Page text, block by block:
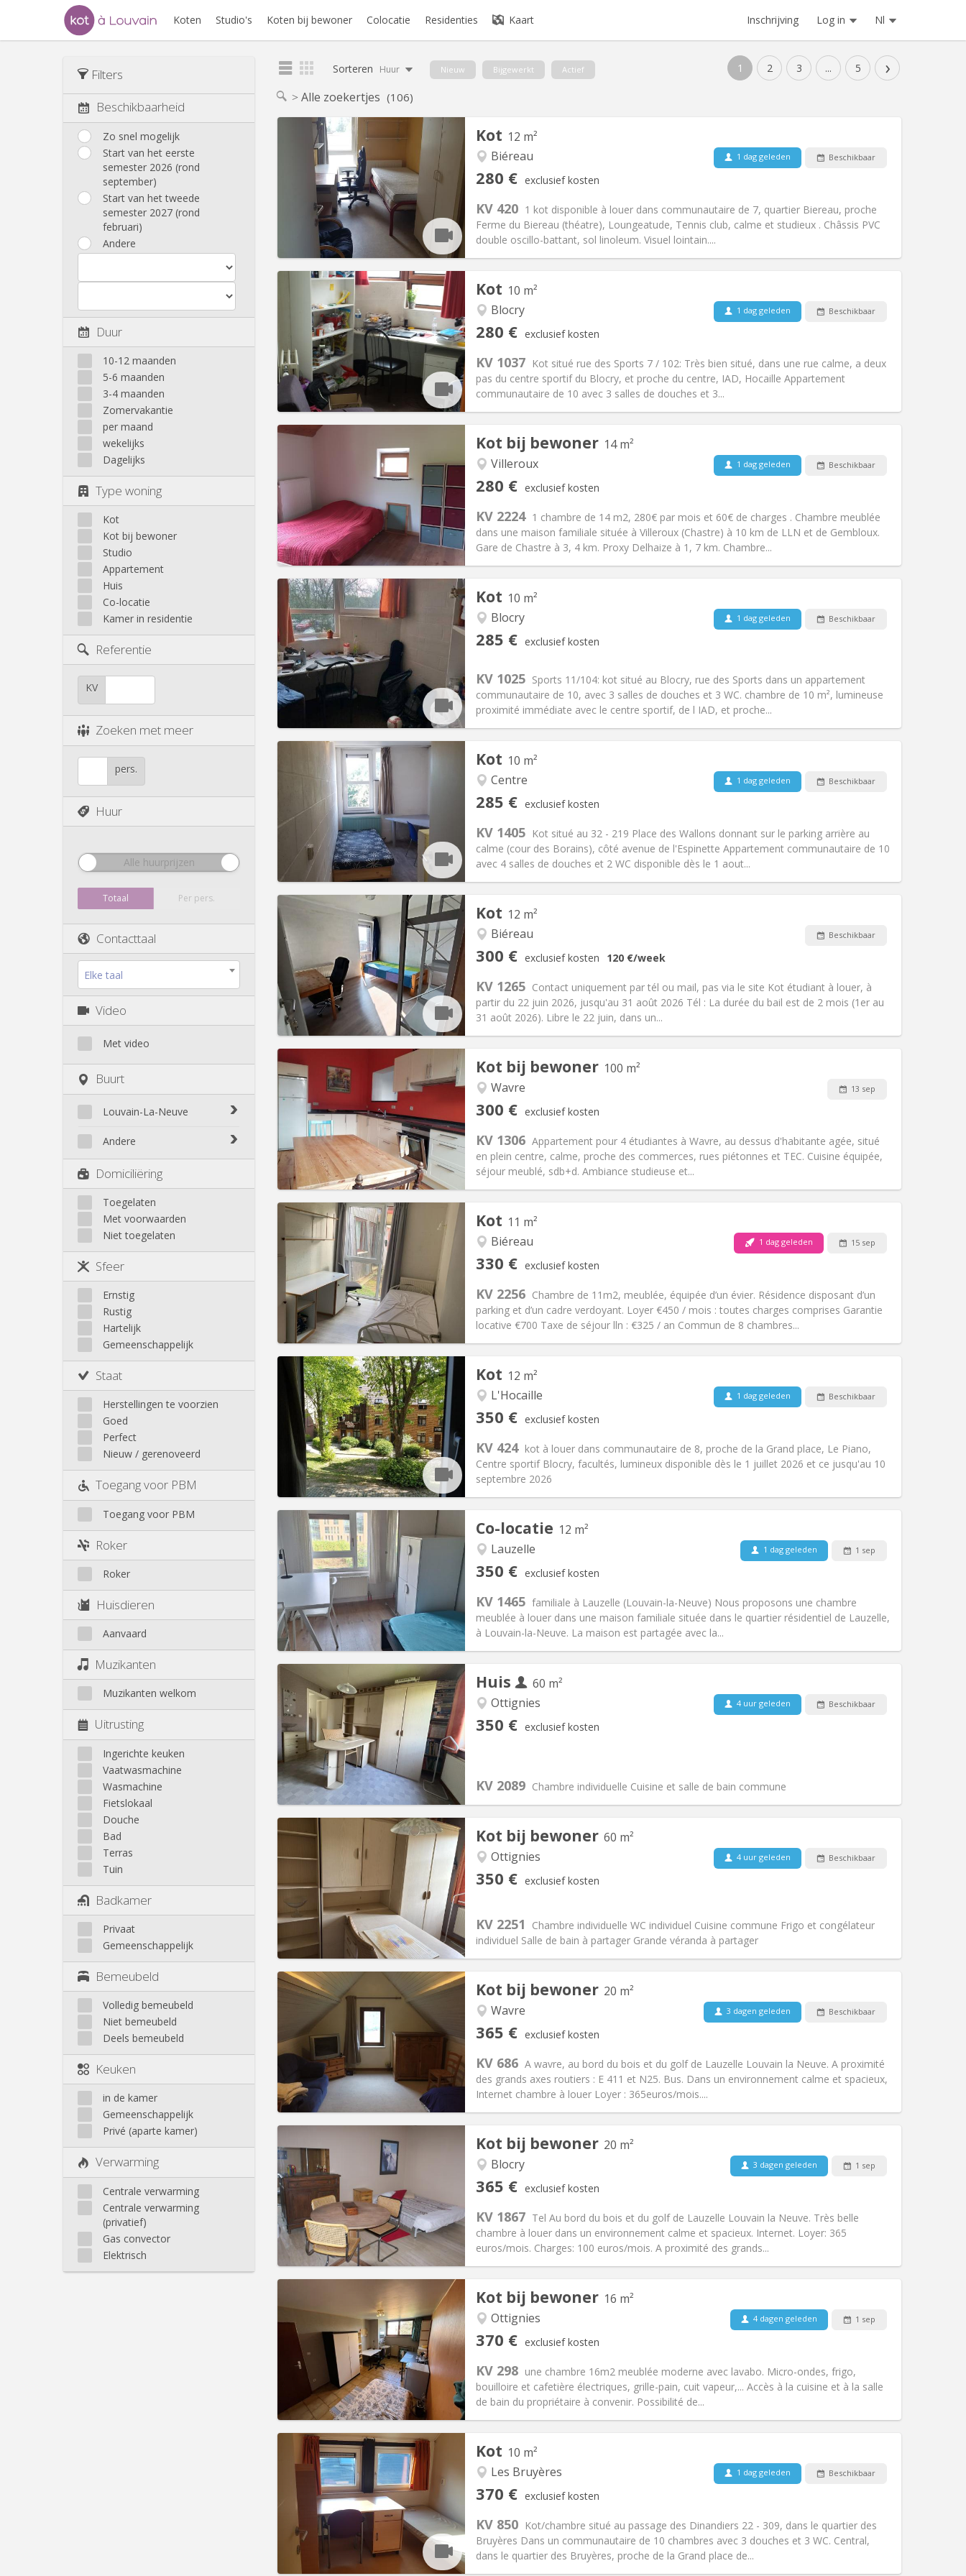
Koten Studio's Koten bij bewoner Colocatie Residenties Kaart Inschrijving Log in Nl
Filters
Beschikbaarheid
Zo snel mogelijk
Start van het eerste
semester 2026 (rond
september)
Start van het tweede
semester 2027 (rond
februari)
Andere
Duur
10-12 maanden
5-6 maanden
3-4 maanden
Zomervakantie
per maand
wekelijks
Dagelijks
Type woning
Kot
Kot bij bewoner
Studio
Appartement
Huis
Co-locatie
Kamer in residentie
Referentie
KV
Zoeken met meer
pers.
Huur
Alle huurprijzen
Totaal Per pers.
Contacttaal
Elke taal
Video
Met video
Buurt
Louvain-La-Neuve
Biéreau
Centre
L'Hocaille
La Baraque
Lauzelle
Les Bruyères
Andere
Genappe
Mont-Saint-Guibert
Nivelles
Ottignies
Rixensart
Walhain
Wavre
Buiten Louvain-La-Neuve
Domiciliëring
Toegelaten
Met voorwaarden
Niet toegelaten
Sfeer
Ernstig
Rustig
Hartelijk
Gemeenschappelijk
Staat
Herstellingen te voorzien
Goed
Perfect
Nieuw / gerenoveerd
Toegang voor PBM
Toegang voor PBM
Roker
Roker
Huisdieren
Aanvaard
Muzikanten
Muzikanten welkom
Uitrusting
Ingerichte keuken
Vaatwasmachine
Wasmachine
Fietslokaal
Douche
Bad
Terras
Tuin
Badkamer
Privaat
Gemeenschappelijk
Bemeubeld
Volledig bemeubeld
Niet bemeubeld
Deels bemeubeld
Keuken
in de kamer
Gemeenschappelijk
Privé (aparte kamer)
Verwarming
Centrale verwarming
Centrale verwarming
(privatief)
Gas convector
Elektrisch
1 2 3 ... 5 ›
Sorteren Huur Nieuw Bijgewerkt Actief
Alle zoekertjes (106)
Kot 12 m²
Biéreau
280 € exclusief kosten
1 dag geleden Beschikbaar
KV 420 1 kot disponible à louer dans communautaire de 7, quartier Biereau, proche
Ferme du Biereau (théatre), Loungeatude, Tennis club, calme et studieux . Châssis PVC
double oscillo-battant, sol linoleum. Visuel lointain....
Praktische Informatie
280 €
Kosten: 10 €
Zomervakantie, per maand
Domiciliëring:Nee
Inrichting
Badkamer:Gemeenschappelijk
Oppervlakte:12 m2
Andere
Sfeer:Rustig, gemeenschappelijk,
Roker:Rookvrij
Huisdieren: Nee
Kot 10 m²
Blocry
280 € exclusief kosten
1 dag geleden Beschikbaar
KV 1037 Kot situé rue des Sports 7 / 102: Très bien situé, dans une rue calme, a deux
pas du centre sportif du Blocry, et proche du centre, IAD, Hocaille Appartement
communautaire de 10 avec 3 salles de douches et 3...
Praktische Informatie
Huur:280 €
Kosten:10 €
Duur:Zomervakantie
Domiciliëring: Nee
Inrichting
Badkamer:Gemeenschappelijk
Oppervlakte:10 m2
Andere
Sfeer:Ernstig, gemeenschappelijk
Huisdieren:Nee
Kot bij bewoner 14 m²
Villeroux
280 € exclusief kosten
1 dag geleden Beschikbaar
KV 2224 1 chambre de 14 m2, 280€ par mois et 60€ de charges . Chambre meublée
dans une maison familiale située à Villeroux (Chastre) à 10 km de LLN et de Gembloux.
Gare de Chastre à 3, 4 km. Proxy Delhaize à 1, 7 km. Chambre...
Praktische Informatie
Huur:280 €
Kosten:60 €
Domiciliëring: Nee
Inrichting
Badkamer: Gemeenschappelijk
Oppervlakte:14 m2
Andere
Sfeer:Rustig
Huisdieren:Nee
Kot 10 m²
Blocry
285 € exclusief kosten
1 dag geleden Beschikbaar
KV 1025 Sports 11/104: kot situé au Blocry, rue des Sports dans un appartement
communautaire de 10, avec 3 salles de douches et 3 WC. chambre de 10 m², lumineuse
proximité immédiate avec le centre sportif, de l IAD, et proche...
Praktische Informatie
Huur: 285 €
Kosten:5 €
Duur:Zomervakantie
Domiciliëring: Nee
Inrichting
Badkamer:Gemeenschappelijk
Private kamers:2
Andere
Sfeer:Ernstig, gemeenschappelijk
Kot 10 m²
Centre
285 € exclusief kosten
1 dag geleden Beschikbaar
KV 1405 Kot situé au 32 - 219 Place des Wallons donnant sur le parking arrière au
calme (cour des Borains), côté avenue de l'Espinette Appartement communautaire de 10
avec 4 salles de douches et 2 WC disponible dès le 1 aout...
Praktische Informatie
Huur:285 €
Kosten: 10 €
Duur:Zomervakantie, per maand
Domiciliëring:Nee
Inrichting
Badkamer:Gemeenschappelijk
Oppervlakte:10 m2
Andere
Sfeer: Ernstig, gemeenschappelijk
Huisdieren:Nee
Kot 12 m²
Biéreau
300 € exclusief kosten 120 €/week
Beschikbaar
KV 1265 Contact uniquement par tél ou mail, pas via le site Kot étudiant à louer, à
partir du 22 juin 2026, jusqu'au 31 août 2026 Tél : La durée du bail est de 2 mois (1er au
31 août 2026). Libre le 22 juin, dans un...
Praktische Informatie
Huur:300 €
Kosten:75 €
Duur: Zomervakantie, per maand,
wekelijks
Domiciliëring: Nee
Inrichting
Badkamer:Privaat
Oppervlakte:12 m2
Sfeer: Ernstig, hartelijk,
Kot bij bewoner 100 m²
Wavre
300 € exclusief kosten
13 sep
KV 1306 Appartement pour 4 étudiantes à Wavre, au dessus d'habitante agée, situé
en plein centre, calme, proche des commerces, rues piétonnes et TEC. Cuisine équipée,
séjour meublé, sdb+d. Ambiance studieuse et...
Praktische Informatie
Huur:300 €
Kosten:95 €
Duur:10 maanden
Domiciliëring: Nee
Inrichting
Badkamer:Gemeenschappelijk
Oppervlakte:100 m2
Andere
Sfeer:Rustig
Kot 11 m²
Biéreau
330 € exclusief kosten
1 dag geleden 15 sep
KV 2256 Chambre de 11m2, meublée, équipée d’un évier. Résidence disposant d’un
parking et d’un cadre verdoyant. Loyer €450 / mois : toutes charges comprises Garantie
locative €700 Taxe de séjour lln : €325 / an Commun de 8 chambres...
Praktische Informatie
Huur: 330 €
Kosten:120 €
12 maanden
Domiciliëring:Nee
Inrichting
Badkamer:Gemeenschappelijk
Oppervlakte:11 m2
Andere
Sfeer:Gemeenschappelijk, ernstig
Huisdieren:Nee
Kot 12 m²
L'Hocaille
350 € exclusief kosten
1 dag geleden Beschikbaar
KV 424 kot à louer dans communautaire de 8, proche de la Grand place, Le Piano,
Centre sportif Blocry, facultés, lumineux disponible dès le 1 juillet 2026 et ce jusqu'au 10
septembre 2026
Praktische Informatie
Huur:350 €
Kosten:10 €
Duur:Zomervakantie, per maand
Domiciliëring:Nee
Inrichting
Badkamer: Gemeenschappelijk
Oppervlakte:12 m2
Sfeer:Gemeenschappelijk, ernstig
Huisdieren:Nee
Co-locatie 12 m²
Lauzelle
350 € exclusief kosten
1 dag geleden 1 sep
KV 1465 familiale à Lauzelle (Louvain-la-Neuve) Nous proposons une chambre
meublée à louer dans une maison familiale située dans le quartier résidentiel de Lauzelle,
à Louvain-la-Neuve. La maison est partagée avec la...
Praktische Informatie
Huur:350 €
100 €
Duur:10 maanden, 5-6 maanden, 3-4
maanden
Domiciliëring:Nee
Inrichting
Badkamer:Gemeenschappelijk
Oppervlakte:12 m2
Andere
Sfeer:Ernstig, rustig
Huisdieren:Nee
Huis
60 m²
Ottignies
350 € exclusief kosten
4 uur geleden Beschikbaar
KV 2089 Chambre individuelle Cuisine et salle de bain commune
Praktische Informatie
Huur: 350 €
Kosten:50 €
Duur: 12 maanden, 10 maanden
Domiciliëring:Nee
Inrichting
Oppervlakte:60 m2
Andere
Roker:Rookvrij
Huisdieren: Nee
Kot bij bewoner 60 m²
Ottignies
350 € exclusief kosten
4 uur geleden Beschikbaar
KV 2251
Chambre individuelle WC individuel Cuisine commune Frigo et congélateur
individuel Salle de bain à partager Grande véranda à partager
Praktische Informatie
Huur: 350 €
Kosten:50 €
Duur:12 maanden, 10 maanden
Domiciliëring: Nee
Inrichting
Oppervlakte:60 m2
Andere
Huisdieren:Nee
Kot bij bewoner 20 m²
Wavre
365 € exclusief kosten
3 dagen geleden Beschikbaar
KV 686 A wavre, au bord du bois et du golf de Lauzelle Louvain la Neuve. A proximité
des grands axes routiers : E 411 et N25. Bus. Dans un environnement calme et spacieux,
Internet chambre à louer Loyer : 365euros/mois....
Praktische Informatie
365 €
Kosten: 100 €
Duur:12 maanden
Domiciliëring: Nee
Inrichting
Badkamer:Gemeenschappelijk
Oppervlakte:20 m2
Andere
Sfeer:Rustig
Huisdieren:Nee
Kot bij bewoner 20 m²
Blocry
365 € exclusief kosten
3 dagen geleden 1 sep
KV 1867 Tel Au bord du bois et du golf de Lauzelle Louvain la Neuve. Très belle
chambre à louer dans un environnement calme et spacieux. Internet. Loyer: 365
euros/mois. Charges: 100 euros/mois. A proximité des grands...
Praktische Informatie
Huur:365 €
Kosten:100 €
Duur: 12 maanden
Domiciliëring:
Inrichting
Badkamer:Gemeenschappelijk
Oppervlakte:20 m2
Andere
Sfeer:Rustig
Huisdieren:Nee
Kot bij bewoner 16 m²
Ottignies
370 € exclusief kosten
4 dagen geleden 1 sep
KV 298 une chambre 16m2 meublée moderne avec lavabo. Micro-ondes, frigo,
bouilloire et cafetière électriques, grille-pain, cuit vapeur,... Accès à la cuisine et à la salle
de bain du propriétaire à convenir. Possibilité de...
Praktische Informatie
Huur: 370 €
Kosten: 20 €
Duur: 10 maanden
Domiciliëring:Nee
Inrichting
Badkamer:Gemeenschappelijk
Oppervlakte:16 m2
Andere
Sfeer:Hartelijk, rustig
Huisdieren:Nee
Kot 10 m²
Les Bruyères
370 € exclusief kosten
1 dag geleden Beschikbaar
KV 850 Kot/chambre situé au passage des Dinandiers 22 - 309, dans le quartier des
Bruyères Dans un communautaire de 10 chambres avec 3 douches et 3 WC. Central,
dans le quartier des Bruyères, proche de la Grand place de...
Praktische Informatie
Huur: 370 €
Kosten:5 €
Duur: Zomervakantie
Domiciliëring:Nee
Inrichting
Badkamer:Gemeenschappelijk
Oppervlakte:10 m2
Andere
Sfeer:Rustig, gemeenschappelijk,
Roker:Rookvrij
Huisdieren: Nee